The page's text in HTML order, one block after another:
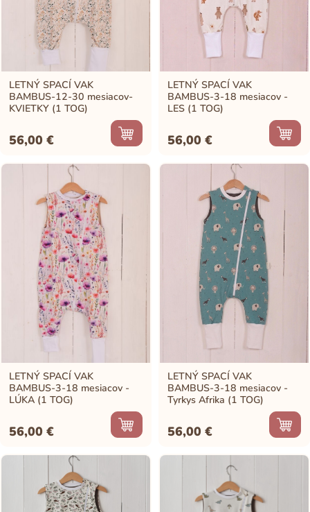
LETNÝ SPACÍ VAK
BAMBUS-12-30 mesiacov-
KVIETKY (1 TOG)
56,00€
LETNÝ SPACÍ VAK
BAMBUS-3-18 mesiacov -
LES (1 TOG)
56,00€
LETNÝ SPACÍ VAK
BAMBUS-3-18 mesiacov -
LÚKA (1 TOG)
56,00€
LETNÝ SPACÍ VAK
BAMBUS-3-18 mesiacov -
Tyrkys Afrika (1 TOG)
56,00€